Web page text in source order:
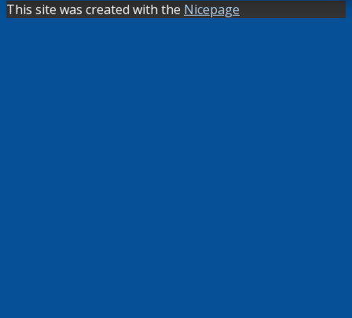
This site was created with the Nicepage